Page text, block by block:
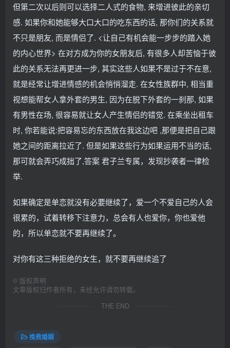
但第二次以后则可以选择二人式的食物, 来增进彼此的亲切
感. 如果你和她能够大口大口的吃东西的话, 那你们的关系就
不只是朋友, 而是情侣了. <让自己有机会能一步步的踏入她
的内心世界> 在对方成为你的女朋友后, 有很多人却苦恼于彼
此的关系无法再更进一步, 其实这些人如果不是过于不在意,
就是经常让增进情感的机会悄悄溜走. 在女性族群中, 相当重
视想能帮女人拿外套的男生, 因为在脱下外套的一刹那, 如果
有男性在场, 很容易就让女人产生情侣的错觉. 在乘坐出租车
时, 你若能说:把容易忘的东西放在我这边吧 ,那便是把自己跟
她之间的距离拉近了. 但是如果这些行为如果运用不当的话,
那可就会弄巧成拙了,答案 君子兰专属，发现抄袭者一律检
举.
如果确定是单恋就没有必要继续了，爱一个不爱自己的人会
很累的，试着转移下注意力，总会有人也爱你，你也爱他
的，所以单恋就不要再继续了。
对你有这三种拒绝的女生，就不要再继续追了
© 版权声明
文章版权归作者所有，未经允许请勿转载。
THE END
挽救婚姻